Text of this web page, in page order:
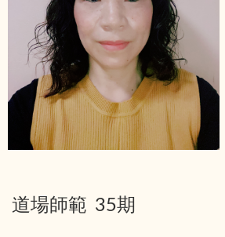
道場師範 35期